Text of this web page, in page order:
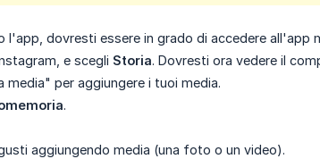
dovresti essere in grado di accedere all'app
e scegli Storia. Dovresti ora vedere il
media" per aggiungere i tuoi media.
.
aggiungendo media (una foto o un video).